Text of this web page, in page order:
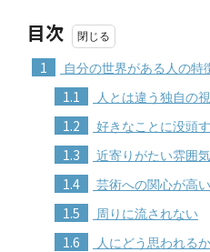
目次
1 自分の世界がある人の特
1.1 人とは違う独自の
1.2 好きなことに没頭
1.3 近寄りがたい雰囲
1.4 芸術への関心が高い
1.5 周りに流されない
1.6 人にどう思われる